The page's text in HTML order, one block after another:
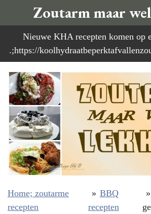
direct
naar
de
Zoutarm maar
Nieuwe KHA recepten komen op
.;https://
Home; zoutarme
recepten
» BBQ
recepten
»